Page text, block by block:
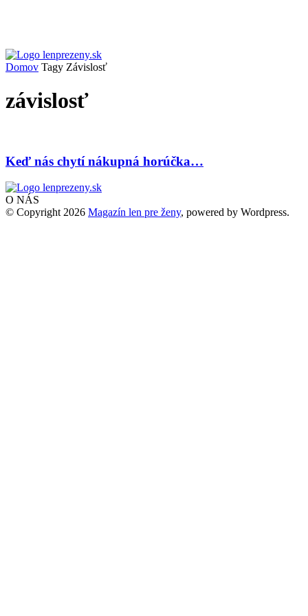
Domov Tagy Závislosť
závislosť
Keď nás chytí nákupná horúčka…
O NÁS
© Copyright 2026 Magazín len pre ženy, powered by Wordpress.